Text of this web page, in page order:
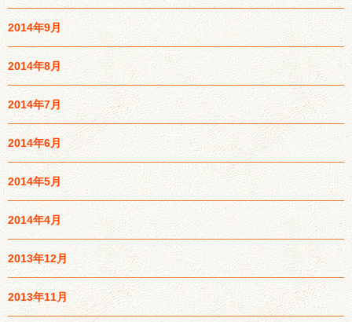
2014年9月
2014年8月
2014年7月
2014年6月
2014年5月
2014年4月
2013年12月
2013年11月